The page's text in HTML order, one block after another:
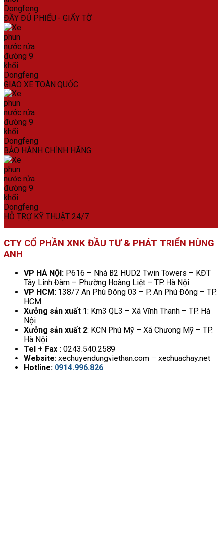
ĐẦY ĐỦ PHIẾU - GIẤY TỜ
GIAO XE TOÀN QUỐC
BẢO HÀNH CHÍNH HÃNG
HỖ TRỢ KỸ THUẬT 24/7
CTY CỔ PHẦN XNK ĐẦU TƯ & PHÁT TRIỂN HÙNG
ANH
VP HÀ NỘI: P616 – Nhà B2 HUD2 Twin Towers – KĐT
Tây Linh Đàm – Phường Hoàng Liệt – TP. Hà Nội
VP HCM: 138/7 An Phú Đông 03 – P. An Phú Đông – TP.
HCM
Xưởng sản xuất 1: Km3 QL3 – Xã Vĩnh Thanh – TP. Hà
Nội
Xưởng sản xuất 2: KCN Phú Mỹ – Xã Chương Mỹ – TP.
Hà Nội
Tel + Fax : 0243.540.2589
Website: xechuyendungviethan.com – xechuachay.net
Hotline: 0914.996.826